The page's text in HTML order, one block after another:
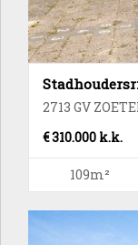
2713 GV
€ 310.000 k.k.
109m²